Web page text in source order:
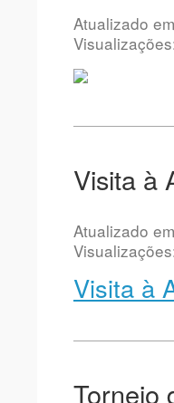
Atualizado
Visita à
Atualizado
Visita à
Torneio